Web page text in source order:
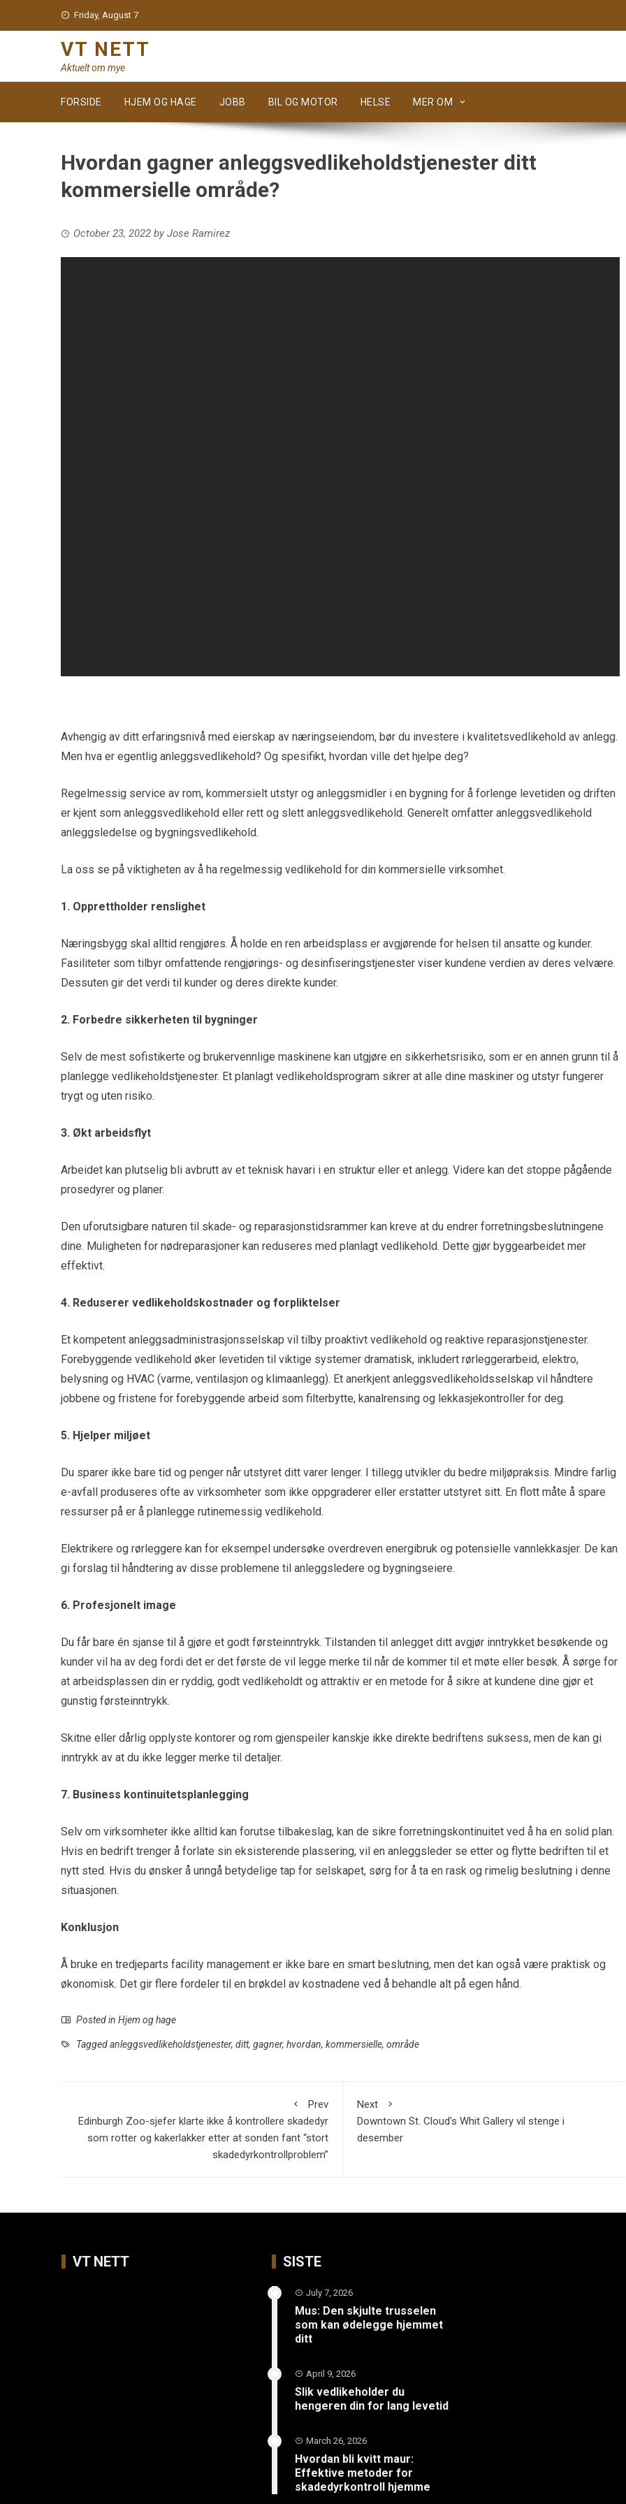
Friday, August 7
VT NETT
Aktuelt om mye
FORSIDE HJEM OG HAGE JOBB BIL OG MOTOR HELSE MER OM
Hvordan gagner anleggsvedlikeholdstjenester ditt
kommersielle område?
October 23, 2022 by Jose Ramirez
Avhengig av ditt erfaringsnivå med eierskap av næringseiendom, bør du investere i kvalitetsvedlikehold av anlegg.
Men hva er egentlig anleggsvedlikehold? Og spesifikt, hvordan ville det hjelpe deg?
Regelmessig service av rom, kommersielt utstyr og anleggsmidler i en bygning for å forlenge levetiden og driften
er kjent som anleggsvedlikehold eller rett og slett anleggsvedlikehold. Generelt omfatter anleggsvedlikehold
anleggsledelse og bygningsvedlikehold.
La oss se på viktigheten av å ha regelmessig vedlikehold for din kommersielle virksomhet.
1. Opprettholder renslighet
Næringsbygg skal alltid rengjøres. Å holde en ren arbeidsplass er avgjørende for helsen til ansatte og kunder.
Fasiliteter som tilbyr omfattende rengjørings- og desinfiseringstjenester viser kundene verdien av deres velvære.
Dessuten gir det verdi til kunder og deres direkte kunder.
2. Forbedre sikkerheten til bygninger
Selv de mest sofistikerte og brukervennlige maskinene kan utgjøre en sikkerhetsrisiko, som er en annen grunn til å
planlegge vedlikeholdstjenester. Et planlagt vedlikeholdsprogram sikrer at alle dine maskiner og utstyr fungerer
trygt og uten risiko.
3. Økt arbeidsflyt
Arbeidet kan plutselig bli avbrutt av et teknisk havari i en struktur eller et anlegg. Videre kan det stoppe pågående
prosedyrer og planer.
Den uforutsigbare naturen til skade- og reparasjonstidsrammer kan kreve at du endrer forretningsbeslutningene
dine. Muligheten for nødreparasjoner kan reduseres med planlagt vedlikehold. Dette gjør byggearbeidet mer
effektivt.
4. Reduserer vedlikeholdskostnader og forpliktelser
Et kompetent anleggsadministrasjonsselskap vil tilby proaktivt vedlikehold og reaktive reparasjonstjenester.
Forebyggende vedlikehold øker levetiden til viktige systemer dramatisk, inkludert rørleggerarbeid, elektro,
belysning og HVAC (varme, ventilasjon og klimaanlegg). Et anerkjent anleggsvedlikeholdsselskap vil håndtere
jobbene og fristene for forebyggende arbeid som filterbytte, kanalrensing og lekkasjekontroller for deg.
5. Hjelper miljøet
Du sparer ikke bare tid og penger når utstyret ditt varer lenger. I tillegg utvikler du bedre miljøpraksis. Mindre farlig
e-avfall produseres ofte av virksomheter som ikke oppgraderer eller erstatter utstyret sitt. En flott måte å spare
ressurser på er å planlegge rutinemessig vedlikehold.
Elektrikere og rørleggere kan for eksempel undersøke overdreven energibruk og potensielle vannlekkasjer. De kan
gi forslag til håndtering av disse problemene til anleggsledere og bygningseiere.
6. Profesjonelt image
Du får bare én sjanse til å gjøre et godt førsteinntrykk. Tilstanden til anlegget ditt avgjør inntrykket besøkende og
kunder vil ha av deg fordi det er det første de vil legge merke til når de kommer til et møte eller besøk. Å sørge for
at arbeidsplassen din er ryddig, godt vedlikeholdt og attraktiv er en metode for å sikre at kundene dine gjør et
gunstig førsteinntrykk.
Skitne eller dårlig opplyste kontorer og rom gjenspeiler kanskje ikke direkte bedriftens suksess, men de kan gi
inntrykk av at du ikke legger merke til detaljer.
7. Business kontinuitetsplanlegging
Selv om virksomheter ikke alltid kan forutse tilbakeslag, kan de sikre forretningskontinuitet ved å ha en solid plan.
Hvis en bedrift trenger å forlate sin eksisterende plassering, vil en anleggsleder se etter og flytte bedriften til et
nytt sted. Hvis du ønsker å unngå betydelige tap for selskapet, sørg for å ta en rask og rimelig beslutning i denne
situasjonen.
Konklusjon
Å bruke en tredjeparts facility management er ikke bare en smart beslutning, men det kan også være praktisk og
økonomisk. Det gir flere fordeler til en brøkdel av kostnadene ved å behandle alt på egen hånd.
Posted in Hjem og hage
Taggedanleggsvedlikeholdstjenester, ditt, gagner, hvordan, kommersielle, område
Prev
Edinburgh Zoo-sjefer klarte ikke å kontrollere skadedyr
som rotter og kakerlakker etter at sonden fant “stort
skadedyrkontrollproblem”
Next
Downtown St. Cloud’s Whit Gallery vil stenge i
desember
VT NETT SISTE
July 7, 2026
Mus: Den skjulte trusselen
som kan ødelegge hjemmet
ditt
April 9, 2026
Slik vedlikeholder du
hengeren din for lang levetid
March 26, 2026
Hvordan bli kvitt maur:
Effektive metoder for
skadedyrkontroll hjemme